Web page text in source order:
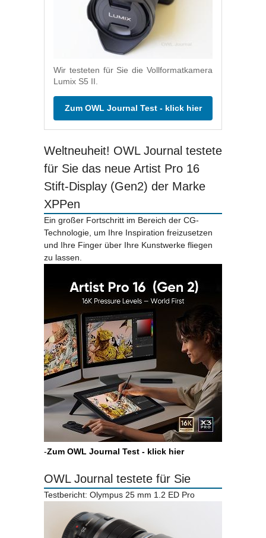
Wir testeten für Sie die Vollformatkamera
Lumix S5 II.
Zum OWL Journal Test - klick hier
Weltneuheit! OWL Journal testete
für Sie das neue Artist Pro 16
Stift-Display (Gen2) der Marke
XPPen
Ein großer Fortschritt im Bereich der CG-
Technologie, um Ihre Inspiration freizusetzen
und Ihre Finger über Ihre Kunstwerke fliegen
zu lassen.
-Zum OWL Journal Test - klick hier
OWL Journal testete für Sie
Testbericht: Olympus 25 mm 1.2 ED Pro